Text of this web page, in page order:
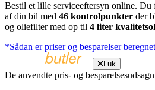
Bestil et lille serviceeftersyn online. Du
af din bil med 46 kontrolpunkter der
og oliefilter med op til 4 liter
*Sådan er priser og besparelser beregnet
Luk
De anvendte pris- og besparelsesudsagn